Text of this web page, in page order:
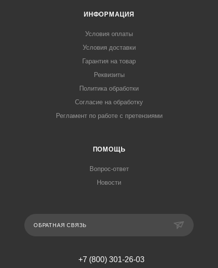
ИНФОРМАЦИЯ
Условия оплаты
Условия доставки
Гарантия на товар
Реквизиты
Политика обработки
Согласие на обработку
Регламент по работе с претензиями
ПОМОЩЬ
Вопрос-ответ
Новости
ОБРАТНАЯ СВЯЗЬ
+7 (800) 301-26-03